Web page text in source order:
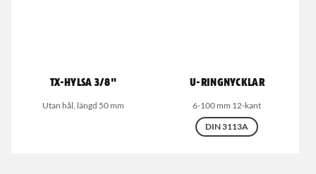
TX-Hylsa 3/8"
Utan hål, längd 50 mm
U-Ringnycklar
6-100 mm 12-kant
DIN 3113A